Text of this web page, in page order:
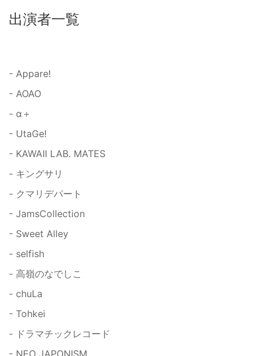
出演者一覧
- Appare!
- AOAO
- α＋
- UtaGe!
- KAWAII LAB. MATES
- キングサリ
- クマリデパート
- JamsCollection
- Sweet Alley
- selfish
- 高嶺のなでしこ
- chuLa
- Tohkei
- ドラマチックレコード